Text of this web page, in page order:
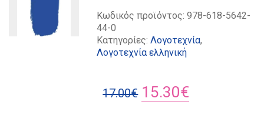
Κωδικός προϊόντος:978-618-5642-
44-0
Κατηγορίες:Λογοτεχνία,
Λογοτεχνία ελληνική
17.00€ Original
15.30€